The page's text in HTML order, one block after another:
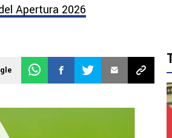
Apertura 2026